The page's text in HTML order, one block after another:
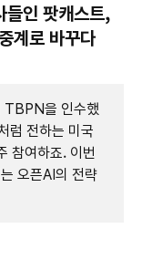
인 팟캐스트,
계로 바꾸다
TBPN을 인수했
럼 전하는 미국
참여하죠. 이번
오픈AI의 전략